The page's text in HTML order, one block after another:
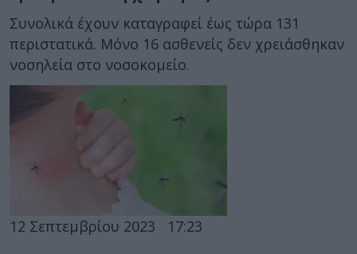
Συνολικά έχουν καταγραφεί έως τώρα 131
περιστατικά. Μόνο 16 ασθενείς δεν χρειάσθηκαν
νοσηλεία στο νοσοκομείο.
12 Σεπτεμβρίου 2023 17:23